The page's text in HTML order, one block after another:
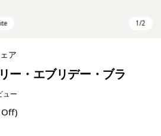
ア
ー・エブリデー・ブラ
ュー